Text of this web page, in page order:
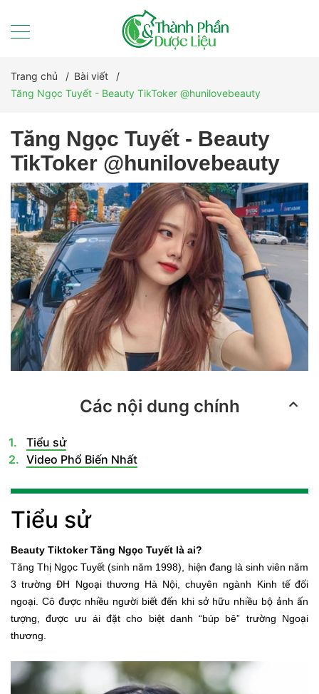
Trang chủ / Bài viết
/
Tăng Ngọc Tuyết - Beauty TikToker @hunilovebeauty
Tăng Ngọc Tuyết - Beauty
TikToker @hunilovebeauty
Các nội dung chính
Tiểu sử
Video Phổ Biến Nhất
Tiểu sử
Beauty Tiktoker Tăng Ngọc Tuyết là ai?
Tăng Thị Ngọc Tuyết (sinh năm 1998), hiện đang là sinh viên năm
3 trường ĐH Ngoại thương Hà Nội, chuyên ngành Kinh tế đối
ngoại. Cô được nhiều người biết đến khi sở hữu nhiều bộ ảnh ấn
tượng, được ưu ái đặt cho biệt danh “búp bê” trường Ngoại
thương.